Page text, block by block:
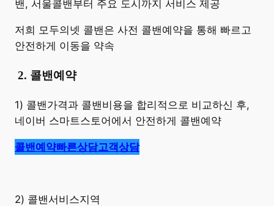
밴, 서울콜밴부터 주요 도시까지 서비스 제공
저희 모두의넷 콜밴은 사전 콜밴예약을 통해 빠르고
안전하게 이동을 약속
2. 콜밴예약
1) 콜밴가격과 콜밴비용을 합리적으로 비교하신 후,
네이버 스마트스토어에서 안전하게 콜밴예약
콜밴예약빠른상담고객상담
2) 콜밴서비스지역